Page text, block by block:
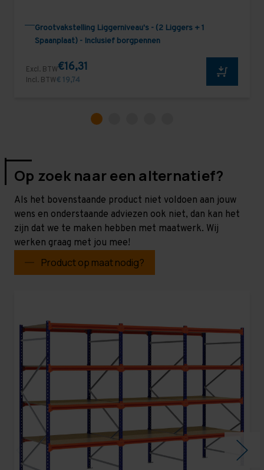
Grootvakstelling Liggerniveau's - (2 Liggers + 1
Spaanplaat) - Inclusief borgpennen
Excl. BTW€16,31
Incl. BTW€ 19,74
Op zoek naar een alternatief?
Als het bovenstaande product niet voldoen aan jouw
wens en onderstaande adviezen ook niet, dan kan het
zijn dat we te maken hebben met maatwerk. Wij
werken graag met jou mee!
Product op maat nodig?